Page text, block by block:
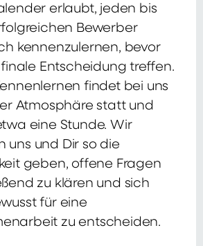
erlaubt, jeden bis
Bewerber
kennenzulernen, bevor
Entscheidung treffen.
findet bei uns
Atmosphäre statt und
eine Stunde. Wir
uns und Dir so die
geben, offene Fragen
zu klären und sich
für eine
zu entscheiden.